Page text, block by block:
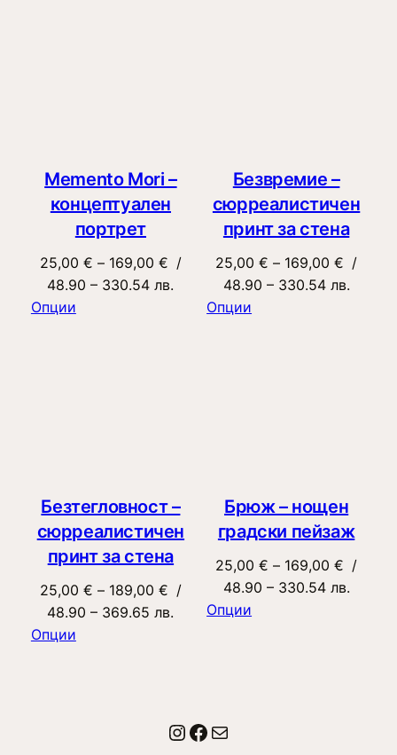
Memento Mori –
концептуален
портрет
25,00 € – 169,00 €Price
range:
25,00 €
/
48.90 – 330.54 лв.
Опции
Безвремие –
сюрреалистичен
принт за стена
25,00€ – 169,00€ Price
range:
/
48.90 – 330.54 лв.
Опции
Безтегловност –
сюрреалистичен
принт за стена
25,00 € – 189,00 €Price
range:
/
48.90 – 369.65 лв.
Опции
Брюж – нощен
градски пейзаж
25,00€ – 169,00€ Price
range:
/
48.90 – 330.54 лв.
Опции
Instagram
Facebook
Имейл